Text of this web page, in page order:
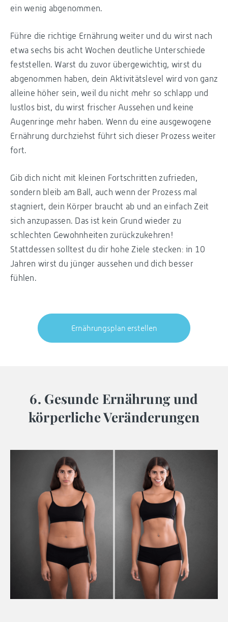
ein wenig abgenommen.
Führe die richtige Ernährung weiter und du wirst nach
etwa sechs bis acht Wochen deutliche Unterschiede
feststellen. Warst du zuvor übergewichtig, wirst du
abgenommen haben, dein Aktivitätslevel wird von ganz
alleine höher sein, weil du nicht mehr so schlapp und
lustlos bist, du wirst frischer Aussehen und keine
Augenringe mehr haben. Wenn du eine ausgewogene
Ernährung durchziehst führt sich dieser Prozess weiter
fort.
Gib dich nicht mit kleinen Fortschritten zufrieden,
sondern bleib am Ball, auch wenn der Prozess mal
stagniert, dein Körper braucht ab und an einfach Zeit
sich anzupassen. Das ist kein Grund wieder zu
schlechten Gewohnheiten zurückzukehren!
Stattdessen solltest du dir hohe Ziele stecken: in 10
Jahren wirst du jünger aussehen und dich besser
fühlen.
Ernährungsplan erstellen
6. Gesunde Ernährung und
körperliche Veränderungen